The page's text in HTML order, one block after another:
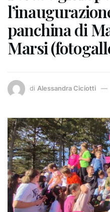
panchina di
Marsi
di Alessandra Ciciotti